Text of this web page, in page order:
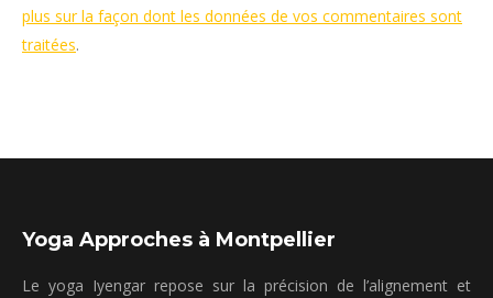
plus sur la façon dont les données de vos commentaires sont
traitées.
Yoga Approches à Montpellier
Le yoga Iyengar repose sur la précision de l’alignement et